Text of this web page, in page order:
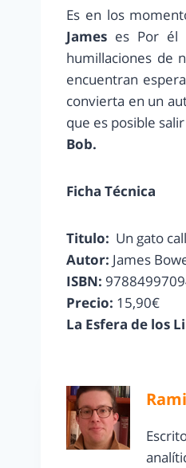
Es en los
James es Por él
humillaciones de
encuentran
convierta en un
que es posible
Bob.
Ficha Técnica
Titulo: Un gato
Autor: James
ISBN:
Precio: 15,90€
La Esfera de los